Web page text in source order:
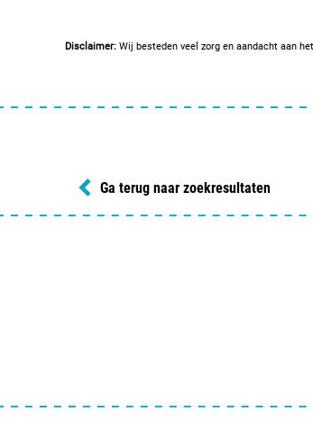
Disclaimer: Wij besteden veel zorg en aandacht aan
Ga terug naar zoekresultaten